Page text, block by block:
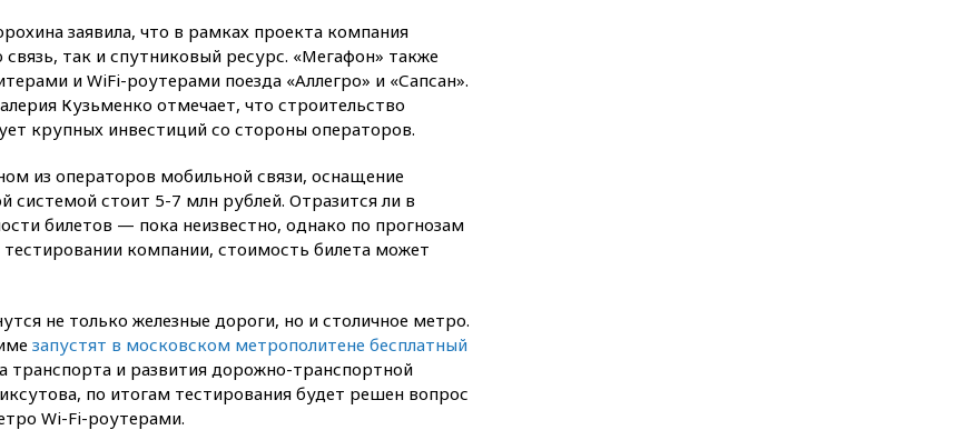
вчера, 21:56 The Atlantic: Маск
отказал Украине в
использовании Starlink для
атак вглубь РФ
вчера, 21:35 После пожара на
складе в Брянске возбудили
вчера, 21:26 Лидеры сборной
РФ по гимнастике получили
официальный отказ в визах от
Хорватии
опубликовал 16 новых видео с
НЛО
вчера, 21:00На границе
Украины с Польшей скопилось
свыше 6,5 тысячи грузовиков
заявила, что в рамках проекта компания
так и спутниковый ресурс. «Мегафон» также
и WiFi-роутерами поезда «Аллегро» и «Сапсан».
Кузьменко отмечает, что строительство
крупных инвестиций со стороны операторов.
из операторов мобильной связи, оснащение
системой стоит 5-7 млн рублей. Отразится ли в
билетов — пока неизвестно, однако по прогнозам
компании, стоимость билета может
не только железные дороги, но и столичное метро.
запустят в московском метрополитене бесплатный
транспорта и развития дорожно-транспортной
по итогам тестирования будет решен вопрос
Wi-Fi-роутерами.